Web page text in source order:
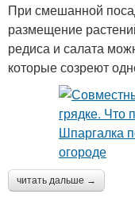
При смешанной
размещение
редиса и салата
которые созреют
читать дальше →